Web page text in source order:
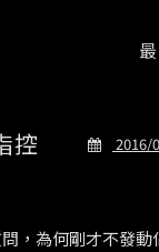
控 2016/
，為何剛才不發